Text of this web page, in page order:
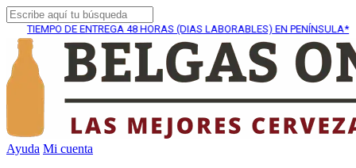
DE ENTREGA48 HORAS (DIAS LABORABLES) EN PENÍNSULA*
Ayuda Mi cuenta